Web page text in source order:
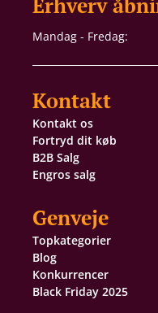
Mandag - Fredag:
Kontakt
Kontakt os
Fortryd dit køb
B2B Salg
Engros salg
Genveje
Topkategorier
Blog
Konkurrencer
Black Friday 2025